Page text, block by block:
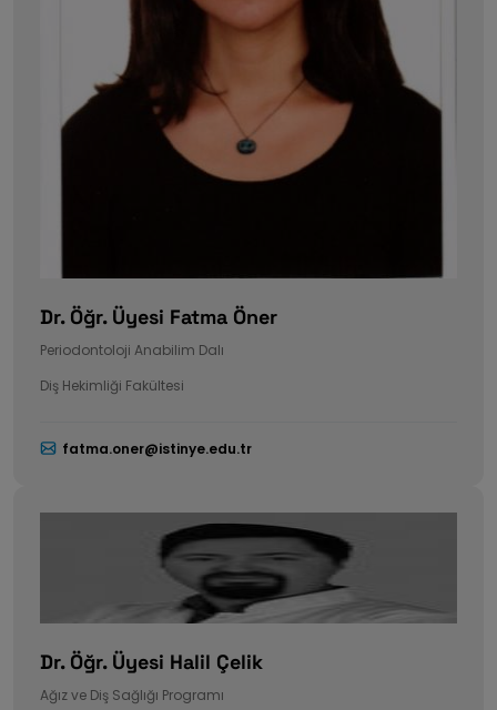
Dr. Öğr. Üyesi Fatma Öner
Periodontoloji Anabilim Dalı
Diş Hekimliği Fakültesi
fatma.oner@istinye.edu.tr
Dr. Öğr. Üyesi Halil Çelik
Ağız ve Diş Sağlığı Programı